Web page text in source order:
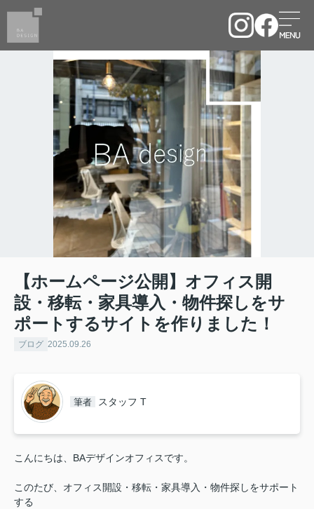
【ホームページ公開】オフィス開
設・移転・家具導入・物件探しをサ
ポートするサイトを作りました！
ブログ 2025.09.26
筆者 スタッフ T
こんにちは、BAデザインオフィスです。
このたび、オフィス開設・移転・家具導入・物件探しをサポート
する